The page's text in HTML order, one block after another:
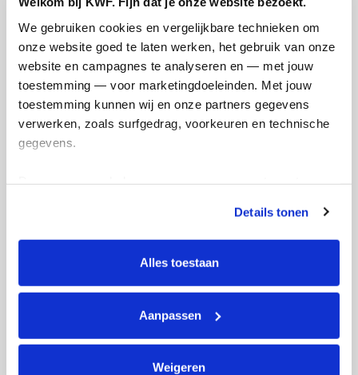
We gebruiken cookies en vergelijkbare technieken om
onze website goed te laten werken, het gebruik van onze
website en campagnes te analyseren en — met jouw
toestemming — voor marketingdoeleinden. Met jouw
toestemming kunnen wij en onze partners gegevens
verwerken, zoals surfgedrag, voorkeuren en technische
gegevens.
tonen. Je kunt je toestemming op elk moment wijzigen of
intrekken via Cookie instellingen onderaan de pagina. De
lijst met cookies is te vinden in het tabblad “details”.
Details tonen
Alles toestaan
Aanpassen
Weigeren
€100.40
Opa-en-oma van de Vegte
Succes Tess en klas 2E
€100.40
Sieko
mooie actie. Succes . Pannenkoek.